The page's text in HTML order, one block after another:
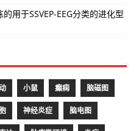
用于SSVEP-EEG分类的进化型
小鼠 癫痫 脑磁图
神经炎症 脑电图